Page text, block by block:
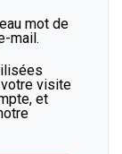
mot de
mail.
votre visite
et